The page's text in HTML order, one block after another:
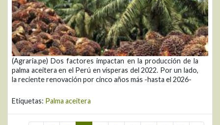
(Agraria.pe) Dos factores impactan en la producción de la
palma aceitera en el Perú en vísperas del 2022. Por un lado,
la reciente renovación por cinco años más -hasta el 2026-
Etiquetas: Palma aceitera